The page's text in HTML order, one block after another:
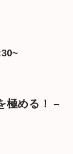
極める！ –